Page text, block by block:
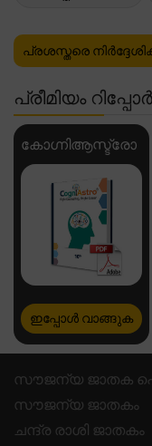
പ്രശസ്തരെ
പ്രീമിയം
കോഗ്നിആസ്ട്രോ
ഇപ്പോൾ വാങ്ങുക
സൗജന്യ ജാതക
സൗജന്യ ജാതകം
ചന്ദ്ര രാശി ജാതകം